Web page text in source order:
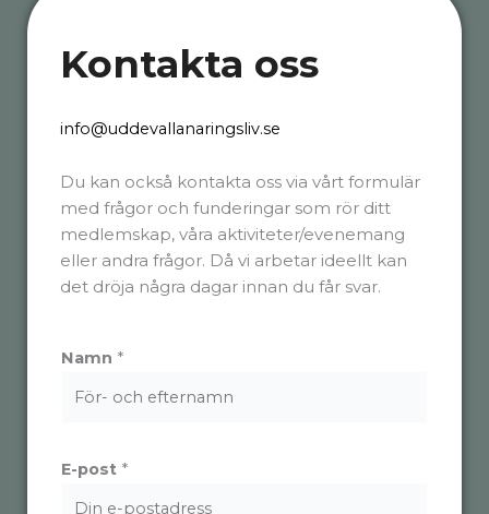
Kontakta oss
info@uddevallanaringsliv.se
Du kan också kontakta oss via vårt formulär
med frågor och funderingar som rör ditt
medlemskap, våra aktiviteter/evenemang
eller andra frågor. Då vi arbetar ideellt kan
det dröja några dagar innan du får svar.
Namn *
E-post *